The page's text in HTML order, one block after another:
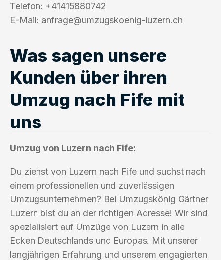
Telefon: +41415880742
E-Mail: anfrage@umzugskoenig-luzern.ch
Was sagen unsere
Kunden über ihren
Umzug nach Fife mit
uns
Umzug von Luzern nach Fife:
Du ziehst von Luzern nach Fife und suchst nach
einem professionellen und zuverlässigen
Umzugsunternehmen? Bei Umzugskönig Gärtner
Luzern bist du an der richtigen Adresse! Wir sind
spezialisiert auf Umzüge von Luzern in alle
Ecken Deutschlands und Europas. Mit unserer
langjährigen Erfahrung und unserem engagierten